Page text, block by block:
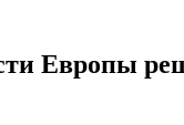
Европы